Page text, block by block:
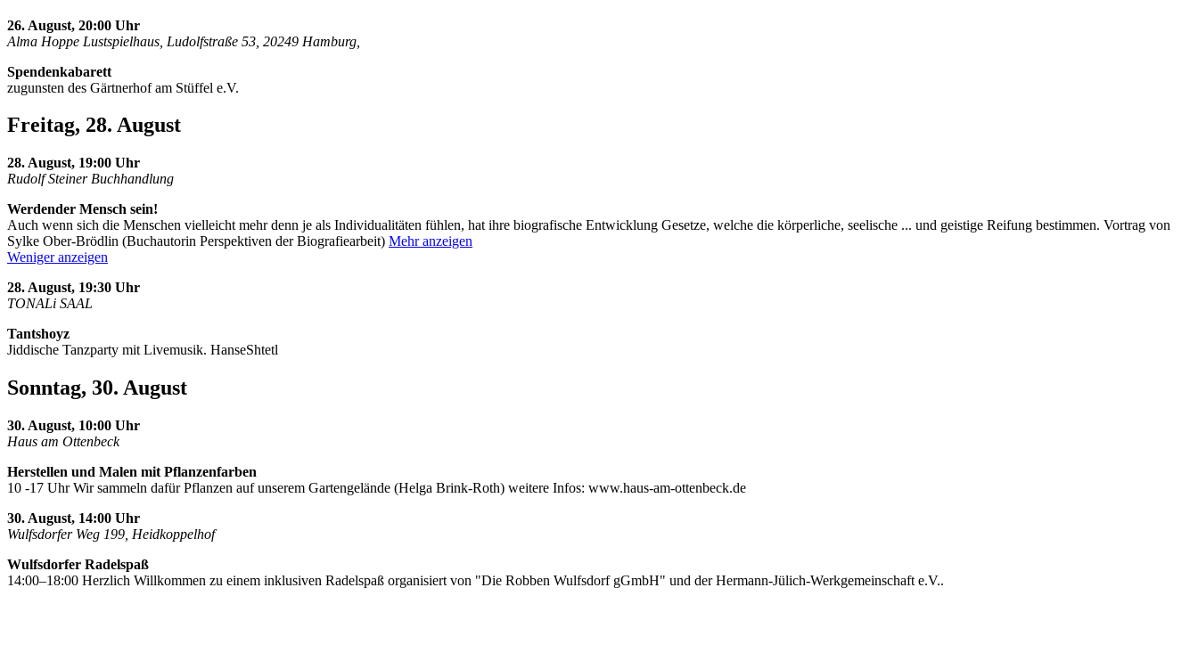
26. August, 20:00 Uhr
Alma Hoppe Lustspielhaus, Ludolfstraße 53, 20249 Hamburg,
Spendenkabarett
zugunsten des Gärtnerhof am Stüffel e.V.
Freitag, 28. August
28. August, 19:00 Uhr
Rudolf Steiner Buchhandlung
Werdender Mensch sein!
Auch wenn sich die Menschen vielleicht mehr denn je als Individualitäten fühlen, hat ihre biografische Entwicklung Gesetze, welche die körperliche, seelische ... und geistige Reifung bestimmen. Vortrag von
Sylke Ober-Brödlin (Buchautorin Perspektiven der Biografiearbeit) Mehr anzeigen
Weniger anzeigen
28. August, 19:30 Uhr
TONALi SAAL
Tantshoyz
Jiddische Tanzparty mit Livemusik. HanseShtetl
Sonntag, 30. August
30. August, 10:00 Uhr
Haus am Ottenbeck
Herstellen und Malen mit Pflanzenfarben
10 -17 Uhr Wir sammeln dafür Pflanzen auf unserem Gartengelände (Helga Brink-Roth) weitere Infos: www.haus-am-ottenbeck.de
30. August, 14:00 Uhr
Wulfsdorfer Weg 199, Heidkoppelhof
Wulfsdorfer Radelspaß
14:00–18:00 Herzlich Willkommen zu einem inklusiven Radelspaß organisiert von "Die Robben Wulfsdorf gGmbH" und der Hermann-Jülich-Werkgemeinschaft e.V..